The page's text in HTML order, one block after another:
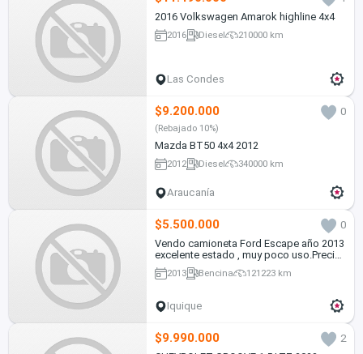
2016 Volkswagen Amarok highline 4x4
2016 Diesel 210000 km
Las Condes
$9.200.000 0
(Rebajado 10%)
Mazda BT50 4x4 2012
2012 Diesel 340000 km
Araucanía
$5.500.000
0
Vendo camioneta Ford Escape año 2013
excelente estado , muy poco uso.Precio
conversable
2013 Bencina 121223 km
Iquique
$9.990.000
2